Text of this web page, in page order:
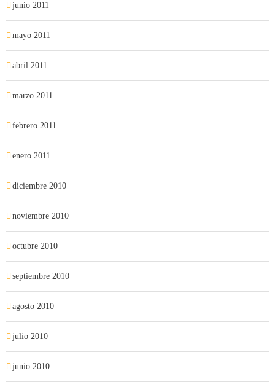
junio 2011
mayo 2011
abril 2011
marzo 2011
febrero 2011
enero 2011
diciembre 2010
noviembre 2010
octubre 2010
septiembre 2010
agosto 2010
julio 2010
junio 2010